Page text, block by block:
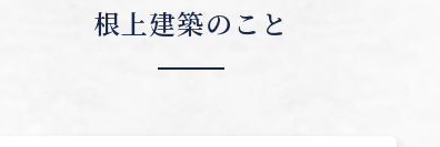
根上建築のこと